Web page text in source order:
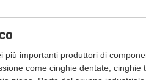
più importanti produttori di
come cinghie dentate, cinghie